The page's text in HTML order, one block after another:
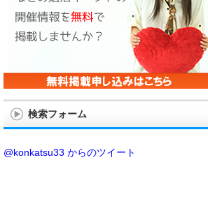
検索フォーム
@konkatsu33 からのツイート